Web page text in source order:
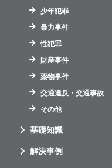
少年犯罪
暴力事件
性犯罪
財産事件
薬物事件
交通違反・交通事故
その他
基礎知識
解決事例